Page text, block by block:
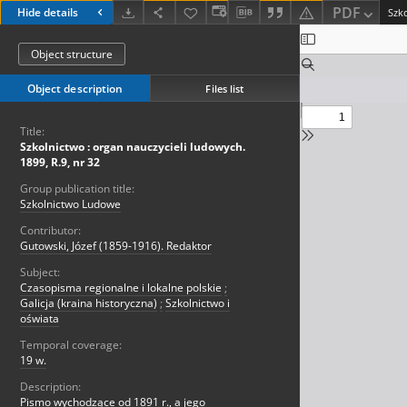
Hide details PDF
Object structure
Object description Files list
Title:
Szkolnictwo : organ nauczycieli ludowych.
1899, R.9, nr 32
Group publication title:
Szkolnictwo Ludowe
Contributor:
Gutowski, Józef (1859-1916). Redaktor
Subject:
Czasopisma regionalne i lokalne polskie ;
Galicja (kraina historyczna) ; Szkolnictwo i
oświata
Temporal coverage:
19 w.
Description:
Pismo wychodzące od 1891 r., a jego